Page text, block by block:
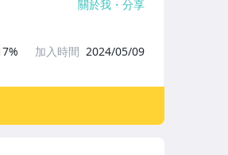
關於我 分享
加入時間 2024/05/09